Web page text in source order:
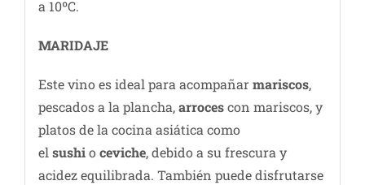
a 10ºC.
MARIDAJE
Este vino es ideal para acompañarmariscos,
pescados a la plancha,arrocescon mariscos, y
platos de la cocina asiática como
el sushioceviche, debido a su frescura y
acidez equilibrada. También puede disfrutarse